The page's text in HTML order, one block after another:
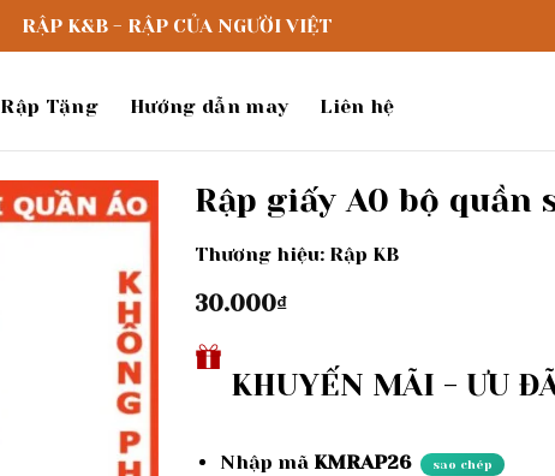
RẬP K&B - RẬP CỦA NGƯỜI VIỆT
Rập Tặng Hướng dẫn may Liên hệ
wishlist
Rập giấy A0 bộ quần
Thương hiệu: Rập KB
30.000₫
KHUYẾN MÃI - ƯU
Nhập mã KMRAP26 sao chép